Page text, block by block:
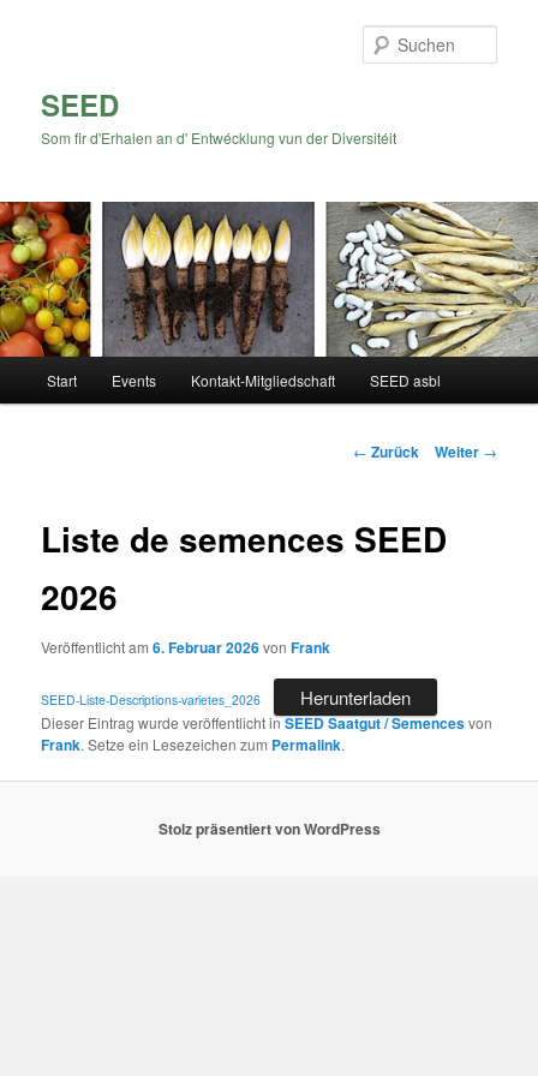
SEED
Som fir d'Erhalen an d' Entwécklung vun der Diversitéit
Start Events Kontakt-Mitgliedschaft SEED asbl
Beitrags-
← Zurück Weiter →
Liste de semences SEED
2026
Veröffentlicht am6. Februar 2026vonFrank
SEED-Liste-Descriptions-varietes_2026 Herunterladen
Dieser Eintrag wurde veröffentlicht inSEED Saatgut / Semencesvon
Frank. Setze ein Lesezeichen zum Permalink.
Stolz präsentiert von WordPress